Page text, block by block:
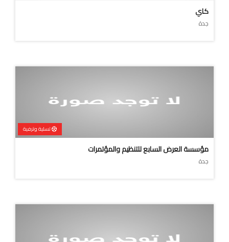
كاي
جدة
تسلية وترفية
مؤسسة العرض السابع للتنظيم والمؤتمرات
جدة